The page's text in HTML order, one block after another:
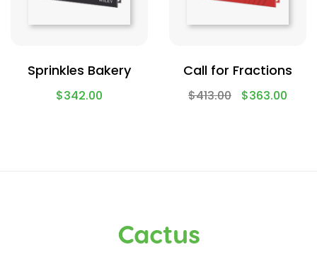
Sprinkles Bakery
$342.00
Call for Fractions
$413.00 $363.00
Cactus